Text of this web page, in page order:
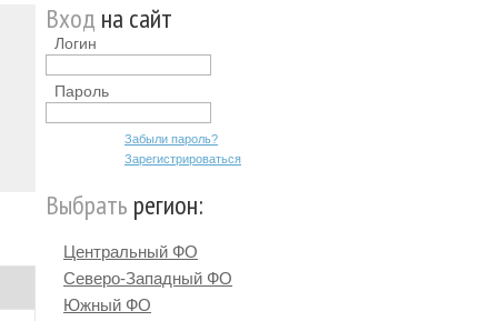
Вход на сайт
Логин
Пароль
Забыли пароль?
Зарегистрироваться
Выбрать регион:
Центральный ФО
Северо-Западный ФО
Южный ФО